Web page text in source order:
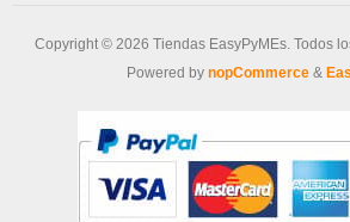
Copyright © 2026 Tiendas EasyPyMEs. Todos
Powered by nopCommerce &